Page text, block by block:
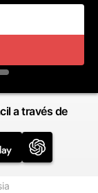
a través de